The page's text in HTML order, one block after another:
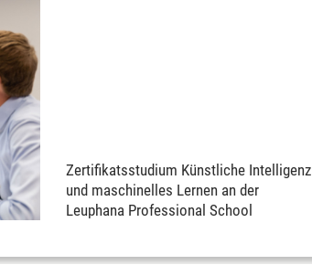
Zertifikatsstudium Künstliche Intelligenz
und maschinelles Lernen an der
Leuphana Professional School